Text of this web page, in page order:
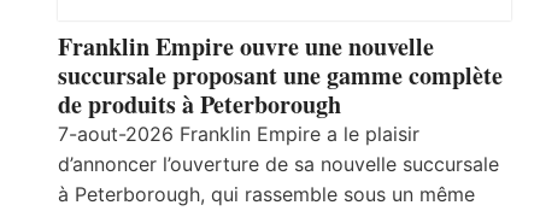
Franklin Empire ouvre une nouvelle
succursale proposant une gamme complète
de produits à Peterborough
7-aout-2026 Franklin Empire a le plaisir
d’annoncer l’ouverture de sa nouvelle succursale
à Peterborough, qui rassemble sous un même